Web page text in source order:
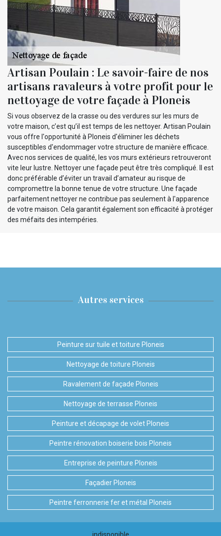
Artisan Poulain : Le savoir-faire de nos
artisans ravaleurs à votre profit pour le
nettoyage de votre façade à Ploneis
Si vous observez de la crasse ou des verdures sur les murs de
votre maison, c’est qu’il est temps de les nettoyer. Artisan Poulain
vous offre l'opportunité à Ploneis d'éliminer les déchets
susceptibles d'endommager votre structure de manière efficace.
Avec nos services de qualité, les vos murs extérieurs retrouveront
vite leur lustre. Nettoyer une façade peut être très compliqué. Il est
donc préférable d’éviter un travail d’amateur au risque de
compromettre la bonne tenue de votre structure. Une façade
parfaitement nettoyer ne contribue pas seulement à l'apparence
de votre maison. Cela garantit également son efficacité à protéger
des méfaits des intempéries.
Autres services
Peinture sur tuile et toiture Ploneis
Nettoyage de toiture Ploneis
Ravalement de façade Ploneis
Nettoyage de terrasse Ploneis
Peinture et décapage de volet Ploneis
Peintre rénovation boiserie bois Ploneis
Entreprise de peinture Ploneis
Façadier Ploneis
Peintre ferronnerie fer et métal Ploneis